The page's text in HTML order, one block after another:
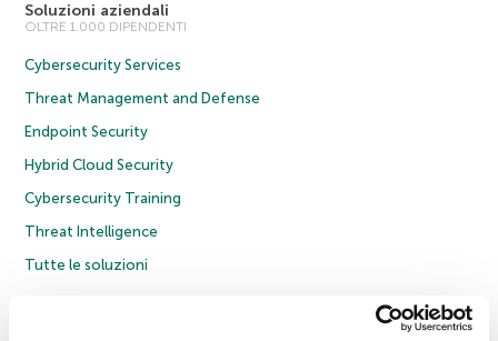
Soluzioni aziendali
OLTRE 1.000 DIPENDENTI
Cybersecurity Services
Threat Management and Defense
Endpoint Security
Hybrid Cloud Security
Cybersecurity Training
Threat Intelligence
Tutte le soluzioni
Informativa sulla privacy